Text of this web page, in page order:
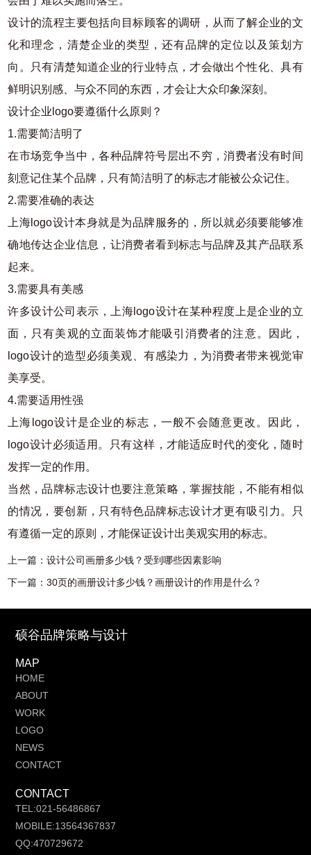
设计的流程主要包括向目标顾客的调研，从而了解企业的文
化和理念，清楚企业的类型，还有品牌的定位以及策划方
向。只有清楚知道企业的行业特点，才会做出个性化、具有
鲜明识别感、与众不同的东西，才会让大众印象深刻。
设计企业logo要遵循什么原则？
1.需要简洁明了
在市场竞争当中，各种品牌符号层出不穷，消费者没有时间
刻意记住某个品牌，只有简洁明了的标志才能被公众记住。
2.需要准确的表达
上海logo设计本身就是为品牌服务的，所以就必须要能够准
确地传达企业信息，让消费者看到标志与品牌及其产品联系
起来。
3.需要具有美感
许多设计公司表示，上海logo设计在某种程度上是企业的立
面，只有美观的立面装饰才能吸引消费者的注意。因此，
logo设计的造型必须美观、有感染力，为消费者带来视觉审
美享受。
4.需要适用性强
上海logo设计是企业的标志，一般不会随意更改。因此，
logo设计必须适用。只有这样，才能适应时代的变化，随时
发挥一定的作用。
当然，品牌标志设计也要注意策略，掌握技能，不能有相似
的情况，要创新，只有特色品牌标志设计才更有吸引力。只
有遵循一定的原则，才能保证设计出美观实用的标志。
上一篇：设计公司画册多少钱？受到哪些因素影响
下一篇：30页的画册设计多少钱？画册设计的作用是什么？
硕谷品牌策略与设计
MAP
HOME
ABOUT
WORK
LOGO
NEWS
CONTACT
CONTACT
TEL:021-56486867
MOBILE:13564367837
QQ:470729672